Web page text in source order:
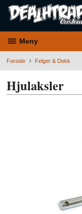
Meny
Forside Felger & Dekk
Hjulaksler